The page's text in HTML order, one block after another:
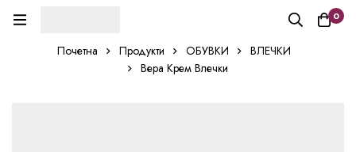
0
Почетна Продукти ОБУВКИ
ВЛЕЧКИ
Вера Крем Влечки